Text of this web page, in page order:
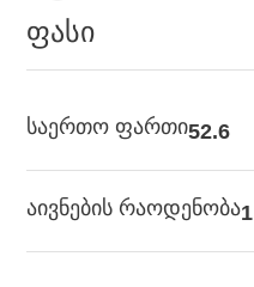
ფასი
საერთო ფართი52.6
აივნების რაოდენობა1